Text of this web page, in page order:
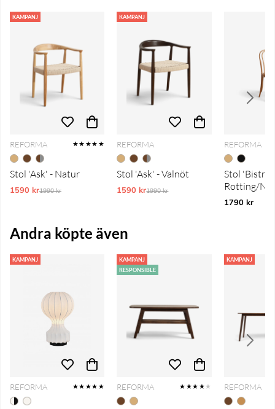
KAMPANJ
REFORMA ★★★★★
Stol 'Ask' - Natur
1590 krOrdinarie pris:
1990 kr
KAMPANJ
REFORMA
Stol 'Ask' - Valnöt
1590 krOrdinarie pris:
1990 kr
REFORMA
Stol 'Bistro'
Rotting/
1790 kr
Andra köpte även
KAMPANJ
REFORMA ★★★★★
KAMPANJ
RESPONSIBLE
REFORMA ★★★★★
KAMPANJ
REFORMA